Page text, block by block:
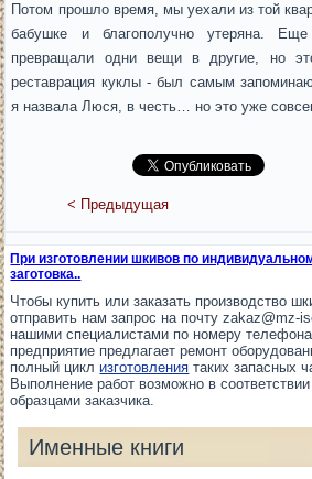
Потом прошло время, мы уехали из той
бабушке и благополучно утеряна.
превращали одни вещи в другие, но
реставрация куклы - был самым
я назвала Люся, в честь… но это уже
< Предыдущая
При изготовлении шкивов по
заготовка..
Чтобы купить или заказать производство
отправить нам запрос на почту zakaz@mz-
нашими специалистами по номеру
предприятие предлагает ремонт
полный цикл изготовления таких запасных
Выполнение работ возможно в
образцами заказчика.
Именные книги